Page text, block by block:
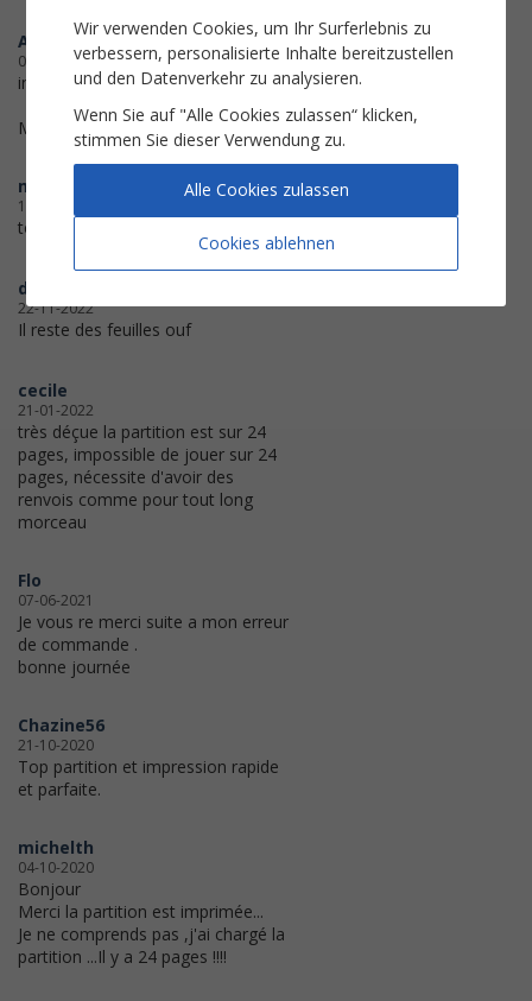
Albert
06-08-2023
impression réussie
Merci
michmich5512
16-01-2023
tout a bien fonctionné .merci
dirlo58
22-11-2022
Il reste des feuilles ouf
cecile
21-01-2022
très déçue la partition est sur 24
pages, impossible de jouer sur 24
pages, nécessite d'avoir des
renvois comme pour tout long
morceau
Flo
07-06-2021
Je vous re merci suite a mon erreur
de commande .
bonne journée
Chazine56
21-10-2020
Top partition et impression rapide
et parfaite.
michelth
04-10-2020
Bonjour
Merci la partition est imprimée...
Je ne comprends pas ,j'ai chargé la
partition ...Il y a 24 pages !!!!
Wir verwenden Cookies, um Ihr Surferlebnis zu
verbessern, personalisierte Inhalte bereitzustellen
und den Datenverkehr zu analysieren.
Wenn Sie auf "Alle Cookies zulassen“ klicken,
stimmen Sie dieser Verwendung zu.
Cookies ablehnen
Alle Cookies zulassen